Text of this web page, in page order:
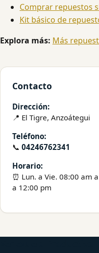
Comprar repuestos
Kit básico de
Explora más: Más
Contacto
Dirección:
📍 El Tigre, Anzoátegui
Teléfono:
📞 04246762341
Horario:
⏰ Lun. a Vie. 08:00 am
a 12:00 pm